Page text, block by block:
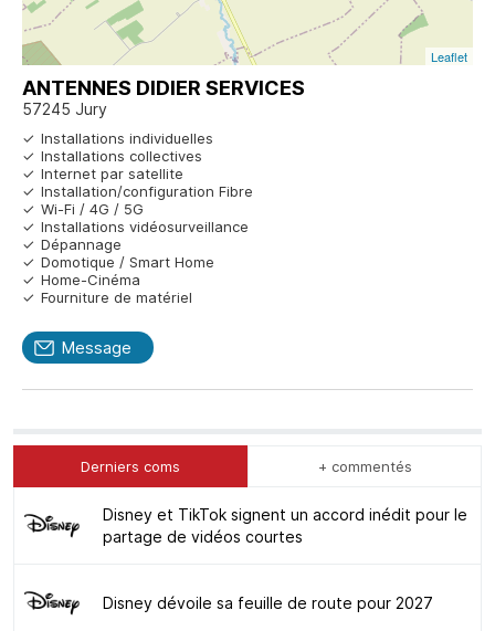
Leaflet
ANTENNES DIDIER SERVICES
57245 Jury
Installations individuelles
Installations collectives
Internet par satellite
Installation/configuration Fibre
Wi-Fi / 4G / 5G
Installations vidéosurveillance
Dépannage
Domotique / Smart Home
Home-Cinéma
Fourniture de matériel
Message
Derniers coms + commentés
Disney et TikTok signent un accord inédit pour le
partage de vidéos courtes
Disney dévoile sa feuille de route pour 2027